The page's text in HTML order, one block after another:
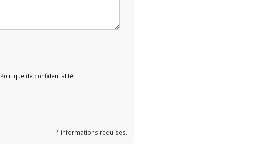
Politique de confidentialité
* informations requises.